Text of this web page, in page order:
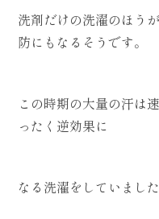
洗剤だけの洗濯のほう
防にもなるそうです。
この時期の大量の汗は
ったく逆効果に
なる洗濯をしていました